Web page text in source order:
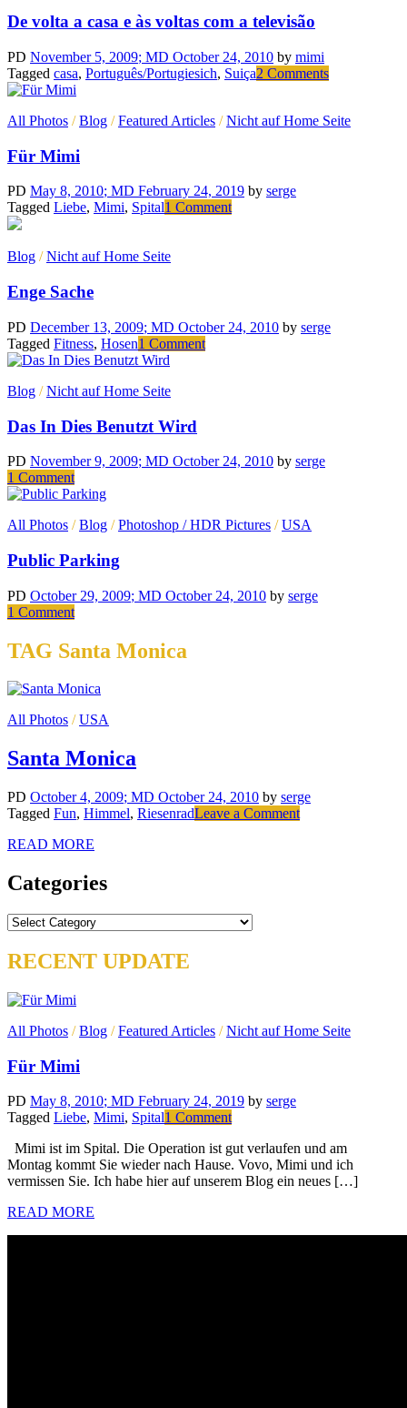
De volta a casa e às voltas com a televisão
PD November 5, 2009; MD October 24, 2010 by mimi
Tagged casa, Português/Portugiesich, Suiça2 Commentson
a
All Photos /Blog /Featured Articles /Nicht auf Home Seite
Für Mimi
PD May 8, 2010; MD February 24, 2019 by serge
Tagged Liebe, Mimi, Spital1 Commenton
Blog /Nicht auf Home Seite
Enge Sache
PD December 13, 2009; MD October 24, 2010 by serge
Tagged Fitness, Hosen1 Commenton
Blog /Nicht auf Home Seite
Das In Dies Benutzt Wird
PD November 9, 2009; MD October 24, 2010 by serge
1 Commenton
Das
Dies
Wird
All Photos /Blog /Photoshop / HDR Pictures /USA
Public Parking
PD October 29, 2009; MD October 24, 2010 by serge
1 Commenton
Parking
TAG Santa Monica
All Photos /USA
Santa Monica
PD October 4, 2009; MD October 24, 2010 by serge
Tagged Fun, Himmel, RiesenradLeave a Commenton
READ MORE
Categories
Categories
RECENT UPDATE
All Photos /Blog /Featured Articles /Nicht auf Home Seite
Für Mimi
PD May 8, 2010; MD February 24, 2019 by serge
Tagged Liebe, Mimi, Spital1 Commenton
Mimi
Mimi ist im Spital. Die Operation ist gut verlaufen und am
Montag kommt Sie wieder nach Hause. Vovo, Mimi und ich
vermissen Sie. Ich habe hier auf unserem Blog ein neues […]
READ MORE